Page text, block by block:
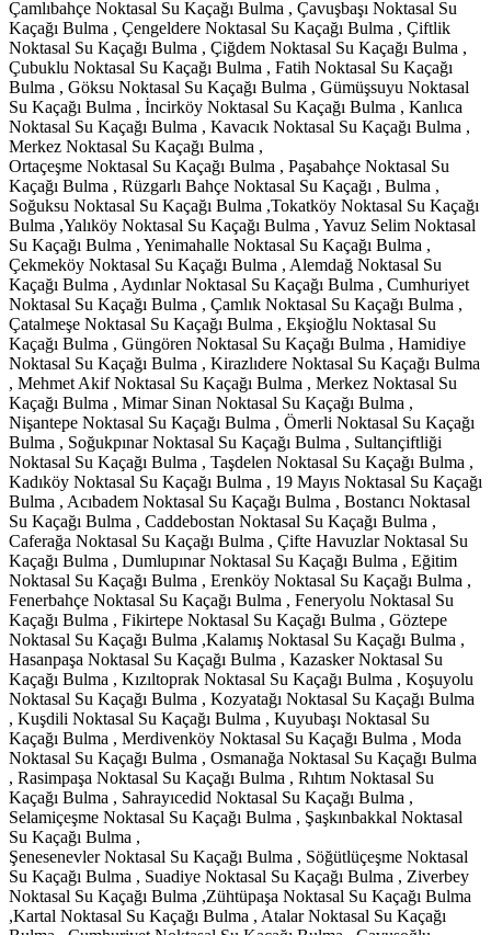
Çamlıbahçe Noktasal Su Kaçağı Bulma , Çavuşbaşı Noktasal Su
Kaçağı Bulma , Çengeldere Noktasal Su Kaçağı Bulma , Çiftlik
Noktasal Su Kaçağı Bulma , Çiğdem Noktasal Su Kaçağı Bulma ,
Çubuklu Noktasal Su Kaçağı Bulma , Fatih Noktasal Su Kaçağı
Bulma , Göksu Noktasal Su Kaçağı Bulma , Gümüşsuyu Noktasal
Su Kaçağı Bulma , İncirköy Noktasal Su Kaçağı Bulma , Kanlıca
Noktasal Su Kaçağı Bulma , Kavacık Noktasal Su Kaçağı Bulma ,
Merkez Noktasal Su Kaçağı Bulma ,
Ortaçeşme Noktasal Su Kaçağı Bulma , Paşabahçe Noktasal Su
Kaçağı Bulma , Rüzgarlı Bahçe Noktasal Su Kaçağı , Bulma ,
Soğuksu Noktasal Su Kaçağı Bulma ,Tokatköy Noktasal Su Kaçağı
Bulma ,Yalıköy Noktasal Su Kaçağı Bulma , Yavuz Selim Noktasal
Su Kaçağı Bulma , Yenimahalle Noktasal Su Kaçağı Bulma ,
Çekmeköy Noktasal Su Kaçağı Bulma , Alemdağ Noktasal Su
Kaçağı Bulma , Aydınlar Noktasal Su Kaçağı Bulma , Cumhuriyet
Noktasal Su Kaçağı Bulma , Çamlık Noktasal Su Kaçağı Bulma ,
Çatalmeşe Noktasal Su Kaçağı Bulma , Ekşioğlu Noktasal Su
Kaçağı Bulma , Güngören Noktasal Su Kaçağı Bulma , Hamidiye
Noktasal Su Kaçağı Bulma , Kirazlıdere Noktasal Su Kaçağı Bulma
, Mehmet Akif Noktasal Su Kaçağı Bulma , Merkez Noktasal Su
Kaçağı Bulma , Mimar Sinan Noktasal Su Kaçağı Bulma ,
Nişantepe Noktasal Su Kaçağı Bulma , Ömerli Noktasal Su Kaçağı
Bulma , Soğukpınar Noktasal Su Kaçağı Bulma , Sultançiftliği
Noktasal Su Kaçağı Bulma , Taşdelen Noktasal Su Kaçağı Bulma ,
Kadıköy Noktasal Su Kaçağı Bulma , 19 Mayıs Noktasal Su Kaçağı
Bulma , Acıbadem Noktasal Su Kaçağı Bulma , Bostancı Noktasal
Su Kaçağı Bulma , Caddebostan Noktasal Su Kaçağı Bulma ,
Caferağa Noktasal Su Kaçağı Bulma , Çifte Havuzlar Noktasal Su
Kaçağı Bulma , Dumlupınar Noktasal Su Kaçağı Bulma , Eğitim
Noktasal Su Kaçağı Bulma , Erenköy Noktasal Su Kaçağı Bulma ,
Fenerbahçe Noktasal Su Kaçağı Bulma , Feneryolu Noktasal Su
Kaçağı Bulma , Fikirtepe Noktasal Su Kaçağı Bulma , Göztepe
Noktasal Su Kaçağı Bulma ,Kalamış Noktasal Su Kaçağı Bulma ,
Hasanpaşa Noktasal Su Kaçağı Bulma , Kazasker Noktasal Su
Kaçağı Bulma , Kızıltoprak Noktasal Su Kaçağı Bulma , Koşuyolu
Noktasal Su Kaçağı Bulma , Kozyatağı Noktasal Su Kaçağı Bulma
, Kuşdili Noktasal Su Kaçağı Bulma , Kuyubaşı Noktasal Su
Kaçağı Bulma , Merdivenköy Noktasal Su Kaçağı Bulma , Moda
Noktasal Su Kaçağı Bulma , Osmanağa Noktasal Su Kaçağı Bulma
, Rasimpaşa Noktasal Su Kaçağı Bulma , Rıhtım Noktasal Su
Kaçağı Bulma , Sahrayıcedid Noktasal Su Kaçağı Bulma ,
Selamiçeşme Noktasal Su Kaçağı Bulma , Şaşkınbakkal Noktasal
Su Kaçağı Bulma ,
Şenesenevler Noktasal Su Kaçağı Bulma , Söğütlüçeşme Noktasal
Su Kaçağı Bulma , Suadiye Noktasal Su Kaçağı Bulma , Ziverbey
Noktasal Su Kaçağı Bulma ,Zühtüpaşa Noktasal Su Kaçağı Bulma
,Kartal Noktasal Su Kaçağı Bulma , Atalar Noktasal Su Kaçağı